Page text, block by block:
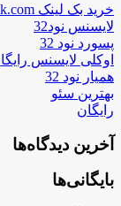
خرید بک لینک behtarinbacklink.com
لایسنس نود32
پسورد نود 32
اوکلی لایسنس رایگان
همیار نود 32
بهترین سئو
رایگان
آخرین دیدگاه‌ها
بایگانی‌ها